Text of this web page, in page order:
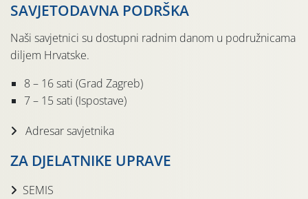
SAVJETODAVNA PODRŠKA
Naši savjetnici su dostupni radnim danom u podružnicama
diljem Hrvatske.
8 – 16 sati (Grad Zagreb)
7 – 15 sati (Ispostave)
Adresar savjetnika
ZA DJELATNIKE UPRAVE
SEMIS